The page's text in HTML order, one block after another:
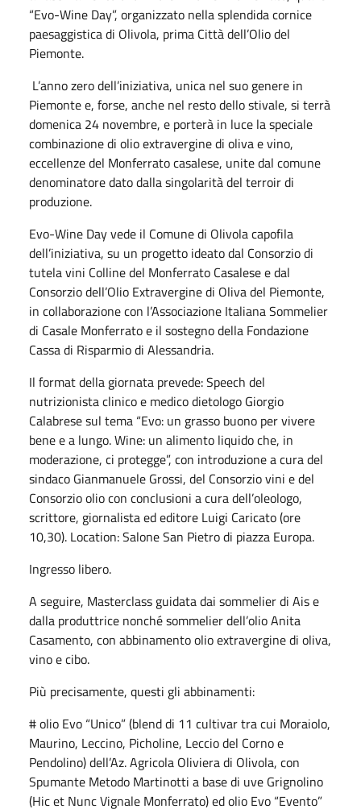
“Evo-Wine Day”, organizzato nella splendida cornice
paesaggistica di Olivola, prima Città dell’Olio del
Piemonte.
L’anno zero dell’iniziativa, unica nel suo genere in
Piemonte e, forse, anche nel resto dello stivale, si terrà
domenica 24 novembre, e porterà in luce la speciale
combinazione di olio extravergine di oliva e vino,
eccellenze del Monferrato casalese, unite dal comune
denominatore dato dalla singolarità del terroir di
produzione.
Evo-Wine Day vede il Comune di Olivola capofila
dell’iniziativa, su un progetto ideato dal Consorzio di
tutela vini Colline del Monferrato Casalese e dal
Consorzio dell’Olio Extravergine di Oliva del Piemonte,
in collaborazione con l’Associazione Italiana Sommelier
di Casale Monferrato e il sostegno della Fondazione
Cassa di Risparmio di Alessandria.
Il format della giornata prevede: Speech del
nutrizionista clinico e medico dietologo Giorgio
Calabrese sul tema “Evo: un grasso buono per vivere
bene e a lungo. Wine: un alimento liquido che, in
moderazione, ci protegge”, con introduzione a cura del
sindaco Gianmanuele Grossi, del Consorzio vini e del
Consorzio olio con conclusioni a cura dell’oleologo,
scrittore, giornalista ed editore Luigi Caricato (ore
10,30). Location: Salone San Pietro di piazza Europa.
Ingresso libero.
A seguire, Masterclass guidata dai sommelier di Ais e
dalla produttrice nonché sommelier dell’olio Anita
Casamento, con abbinamento olio extravergine di oliva,
vino e cibo.
Più precisamente, questi gli abbinamenti:
# olio Evo “Unico” (blend di 11 cultivar tra cui Moraiolo,
Maurino, Leccino, Picholine, Leccio del Corno e
Pendolino) dell’Az. Agricola Oliviera di Olivola, con
Spumante Metodo Martinotti a base di uve Grignolino
(Hic et Nunc Vignale Monferrato) ed olio Evo “Evento”